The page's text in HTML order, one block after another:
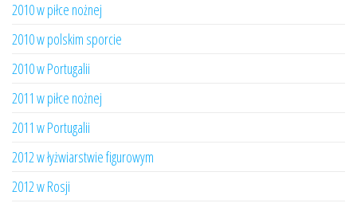
2010 w piłce nożnej
2010 w polskim sporcie
2010 w Portugalii
2011 w piłce nożnej
2011 w Portugalii
2012 w łyżwiarstwie figurowym
2012 w Rosji